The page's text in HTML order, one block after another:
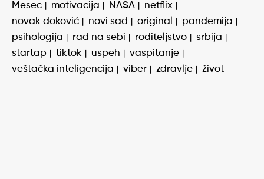
Mesec
motivacija NASA
netflix
novak đoković
novi sad original
pandemija
psihologija
rad na sebi roditeljstvo
srbija
startap
tiktok uspeh
vaspitanje
veštačka inteligencija
viber zdravlje život